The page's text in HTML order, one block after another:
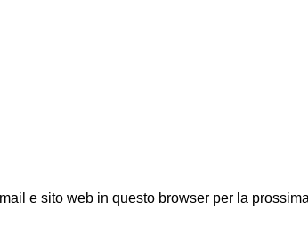
e sito web in questo browser per la